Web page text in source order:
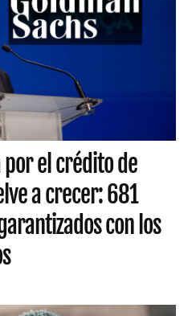
por el crédito de
a crecer: 681
con los